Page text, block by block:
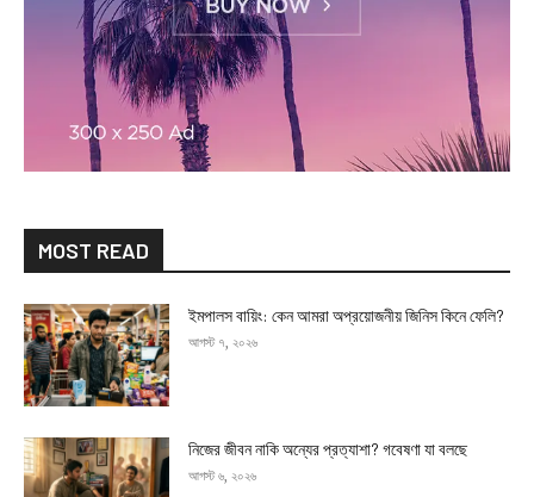
MOST READ
ইমপালস বায়িং: কেন আমরা অপ্রয়োজনীয় জিনিস কিনে ফেলি?
আগস্ট ৭, ২০২৬
নিজের জীবন নাকি অন্যের প্রত্যাশা? গবেষণা যা বলছে
আগস্ট ৬, ২০২৬